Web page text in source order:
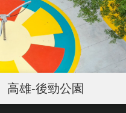
高雄-後勁公園